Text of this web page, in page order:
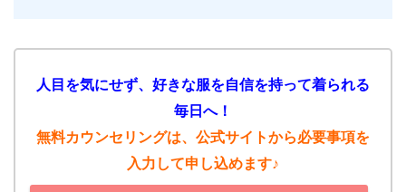
人目を気にせず、好きな服を自信を持って着られる
毎日へ！
無料カウンセリングは、公式サイトから必要事項を
入力して申し込めます♪